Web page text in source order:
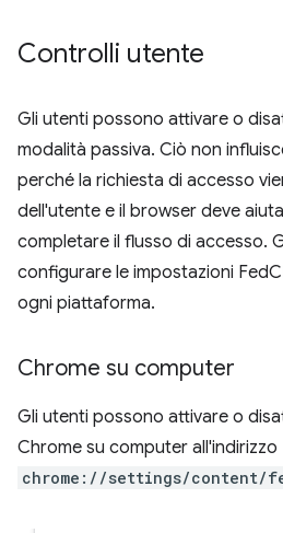
Controlli utente
Gli utenti possono attivare o
modalità passiva. Ciò non
perché la richiesta di accesso
dell'utente e il browser deve
completare il flusso di accesso.
configurare le impostazioni
ogni piattaforma.
Chrome su computer
Gli utenti possono attivare o
Chrome su computer all'indirizzo
chrome://settings/content/